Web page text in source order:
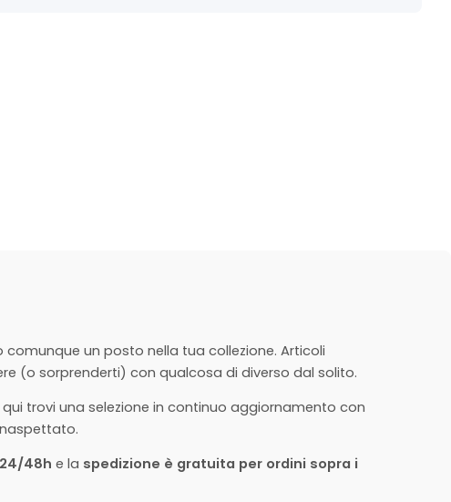
un posto nella tua collezione. Articoli
(o sorprenderti) con qualcosa di diverso dal solito.
trovi una selezione in continuo aggiornamento con
24/48h e la spedizione è gratuita per ordini sopra i